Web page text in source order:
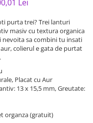
Lei
purta trei? Trei lanturi
masiv cu textura organica
nevoita sa combini tu insati
colierul e gata de purtat
Placat cu Aur
13 x 15,5 mm, Greutate:
organza (gratuit)